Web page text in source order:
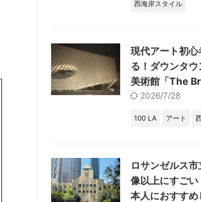
西海岸スタイル
現代アート初
る！ダウンタ
美術館「The
2026/7/28
100 LA アート
ロサンゼルス
像以上にすごい
本人におすす